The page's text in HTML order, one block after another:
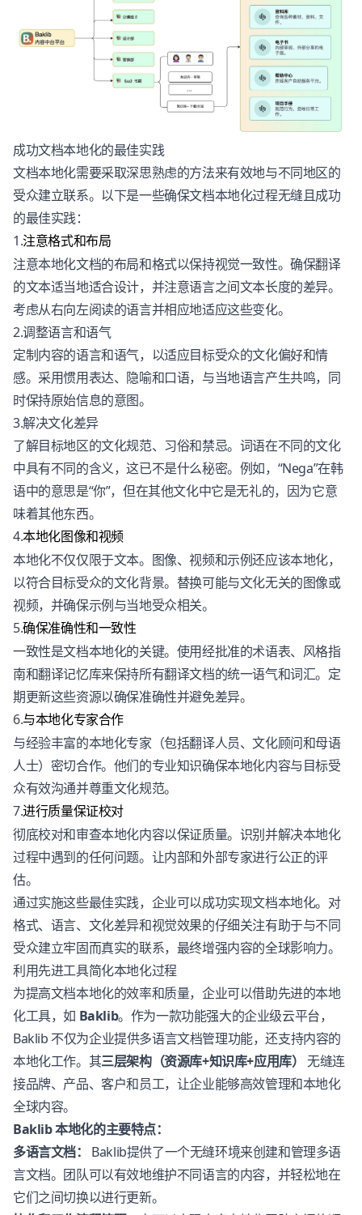
成功文档本地化的最佳实践
文档本地化需要采取深思熟虑的方法来有效地与不同地区的
受众建立联系。以下是一些确保文档本地化过程无缝且成功
的最佳实践：
1.注意格式和布局
注意本地化文档的布局和格式以保持视觉一致性。确保翻译
的文本适当地适合设计，并注意语言之间文本长度的差异。
考虑从右向左阅读的语言并相应地适应这些变化。
2.调整语言和语气
定制内容的语言和语气，以适应目标受众的文化偏好和情
感。采用惯用表达、隐喻和口语，与当地语言产生共鸣，同
时保持原始信息的意图。
3.解决文化差异
了解目标地区的文化规范、习俗和禁忌。词语在不同的文化
中具有不同的含义，这已不是什么秘密。例如，“Nega”在韩
语中的意思是“你”，但在其他文化中它是无礼的，因为它意
味着其他东西。
4.本地化图像和视频
本地化不仅仅限于文本。图像、视频和示例还应该本地化，
以符合目标受众的文化背景。替换可能与文化无关的图像或
视频，并确保示例与当地受众相关。
5.确保准确性和一致性
一致性是文档本地化的关键。使用经批准的术语表、风格指
南和翻译记忆库来保持所有翻译文档的统一语气和词汇。定
期更新这些资源以确保准确性并避免差异。
6.与本地化专家合作
与经验丰富的本地化专家（包括翻译人员、文化顾问和母语
人士）密切合作。他们的专业知识确保本地化内容与目标受
众有效沟通并尊重文化规范。
7.进行质量保证校对
彻底校对和审查本地化内容以保证质量。识别并解决本地化
过程中遇到的任何问题。让内部和外部专家进行公正的评
估。
通过实施这些最佳实践，企业可以成功实现文档本地化。对
格式、语言、文化差异和视觉效果的仔细关注有助于与不同
受众建立牢固而真实的联系，最终增强内容的全球影响力。
利用先进工具简化本地化过程
为提高文档本地化的效率和质量，企业可以借助先进的本地
化工具，如 Baklib。作为一款功能强大的企业级云平台，
Baklib 不仅为企业提供多语言文档管理功能，还支持内容的
本地化工作。其三层架构（资源库+知识库+应用库） 无缝连
接品牌、产品、客户和员工，让企业能够高效管理和本地化
全球内容。
Baklib 本地化的主要特点：
多语言文档：
Baklib提供了一个无缝环境来创建和管理多语
言文档。团队可以有效地维护不同语言的内容，并轻松地在
它们之间切换以进行更新。